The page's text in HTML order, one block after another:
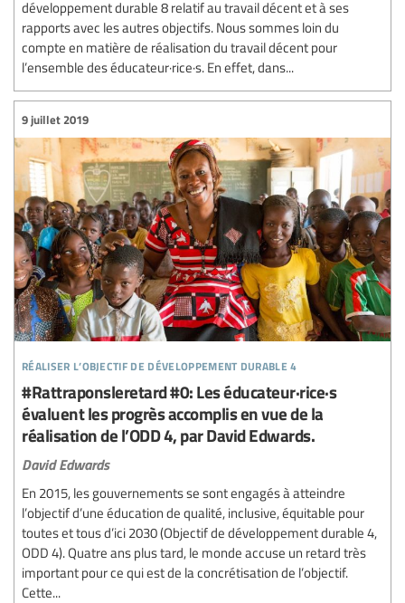
développement durable 8 relatif au travail décent et à ses
rapports avec les autres objectifs. Nous sommes loin du
compte en matière de réalisation du travail décent pour
l’ensemble des éducateur·rice·s. En effet, dans...
réaliser l’objectif de développement durable 4
9 juillet 2019
#Rattraponsleretard #0: Les éducateur·rice·s
évaluent les progrès accomplis en vue de la
réalisation de l’ODD 4, par David Edwards.
David Edwards
En 2015, les gouvernements se sont engagés à atteindre
l’objectif d’une éducation de qualité, inclusive, équitable pour
toutes et tous d’ici 2030 (Objectif de développement durable 4,
ODD 4). Quatre ans plus tard, le monde accuse un retard très
important pour ce qui est de la concrétisation de l’objectif.
Cette...